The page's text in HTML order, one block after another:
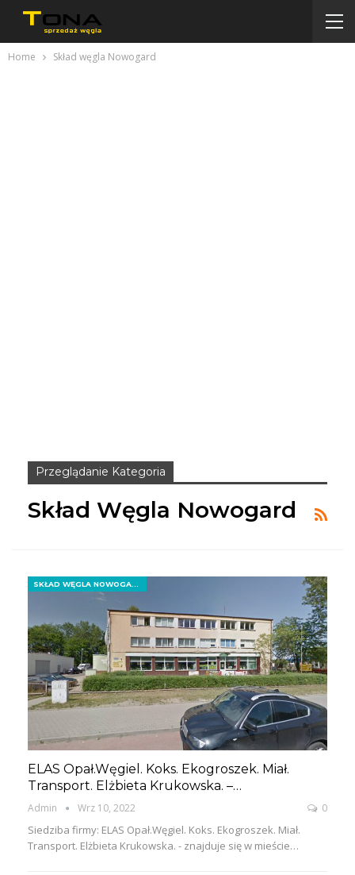
Home Skład węgla Nowogard
Przeglądanie Kategoria
Skład Węgla Nowogard
ELAS Opał.Węgiel. Koks. Ekogroszek. Miał.
Transport. Elżbieta Krukowska. –…
Admin Wrz 10, 2022 0
Siedziba firmy: ELAS Opał.Węgiel. Koks. Ekogroszek. Miał.
Transport. Elżbieta Krukowska. - znajduje się w mieście…